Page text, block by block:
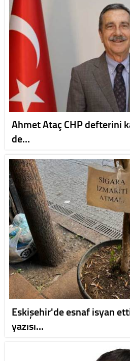
Ahmet Ataç CHP defterini
de…
Eskişehir'de esnaf isyan
yazısı…